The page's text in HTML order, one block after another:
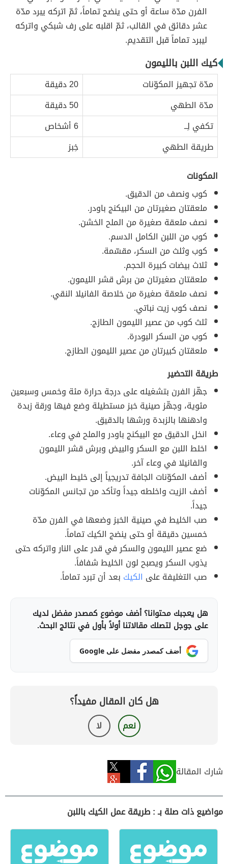
الفرن مدّة ساعة أو حتى ينضج تماماً، ثمّ اتركه يبرد مدّة
عشر دقائق في القالب، ثمّ اقلبه على رف شبكي واتركه
ليبرد تماماً قبل التقديم.
كيك اللبن بالليمون
مدّة تجهيز المكوّنات
20 دقيقة
مدّة الطهي
50 دقيقة
تكفي لِــ
6 أشخاص
طريقة الطهي
خِبز
المكونات
كوب ونصف من الدقيق.
ملعقتان صغيرتان من البيكنج باودر.
نصف ملعقة صغيرة من الملح الخشن.
كوب من اللبن الكامل الدسم.
كوب وثلث من السكر، مقسّمة.
ثلاث بيضات كبيرة الحجم.
ملعقتان صغيرتان من برش قشر الليمون.
نصف ملعقة صغيرة من خلاصة الفانيلا النقي.
نصف كوب زيت نباتي.
ثلث كوب من عصير الليمون الطازج.
كوب من السكر البودرة.
ملعقتان كبيرتان من عصير الليمون الطازج.
طريقة التحضير
جهّز الفرن بتشغيله على درجة حرارة مئة وخمس وسبعين
مئوية، وجهّز صينية خبز مستطيلة وضع فيها ورقة زبدة
وادهنها بالزبدة ورشها بالدقيق.
انخل الدقيق مع البيكنج باودر والملح في وعاء.
اخلط اللبن مع السكر والبيض وبرش قشر الليمون
والفانيلا في وعاء آخر.
أضف المكوّنات الجافة تدريجياً إلى خليط البيض.
أضف الزيت واخلطه جيداً وتأكد من تجانس المكوّنات
جيداً.
صب الخليط في صينية الخبز وضعها في الفرن مدّة
خمسين دقيقة أو حتى ينضج الكيك تماماً.
ضع عصير الليمون والسكر في قدر على النار واتركه حتى
يذوب السكر ويصبح لون الخليط شفافاً.
صب التغليفة على الكيك بعد أن تبرد تماماً.
هل يعجبك محتوانا؟ أضف موضوع كمصدر مفضل لديك
على جوجل لتصلك مقالاتنا أولاً بأول في نتائج البحث.
أضف كمصدر مفضل على Google
هل كان المقال مفيداً؟
نعم لا
شارك المقالة
مواضيع ذات صلة بـ : طريقة عمل الكيك باللبن